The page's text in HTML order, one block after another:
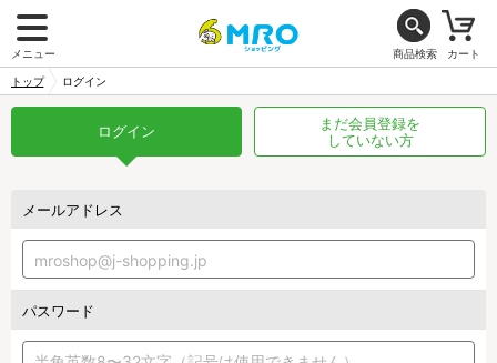
メニュー 商品検索 カート
トップ ログイン
ログイン
まだ会員登録を
していない方
メールアドレス
パスワード